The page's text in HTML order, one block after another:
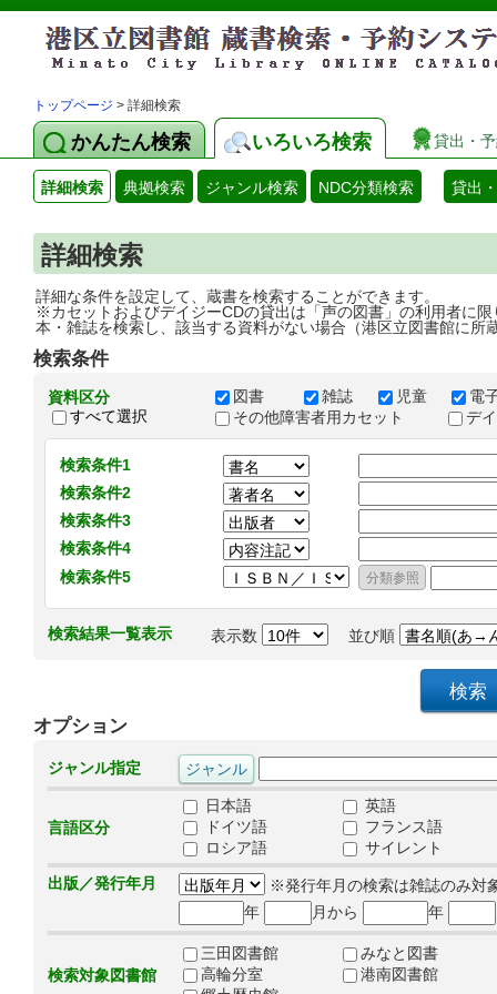
トップページ > 詳細検索
かんたん検索 いろいろ検索 貸出・
詳細検索 典拠検索 ジャンル検索 NDC分類検索 貸出
詳細検索
詳細な条件を設定して、蔵書を検索することができます。
※カセットおよびデイジーCDの貸出は「声の図書」の利用者に限
本・雑誌を検索し、該当する資料がない場合（港区立図書館に所
検索条件
資料区分
すべて選択
図書 雑誌 児童
電
その他障害者用カセット
デ
検索条件1
検索条件2
検索条件3
検索条件4
検索条件5
検索結果一覧表示 表示数 並び順
オプション
ジャンル指定
言語区分
日本語
英語
ドイツ語
フランス語
ロシア語
サイレント
出版／発行年月
※発行年月の検索は雑誌のみ対
年
月から 年
検索対象図書館
三田図書館
みなと図書
高輪分室
港南図書館